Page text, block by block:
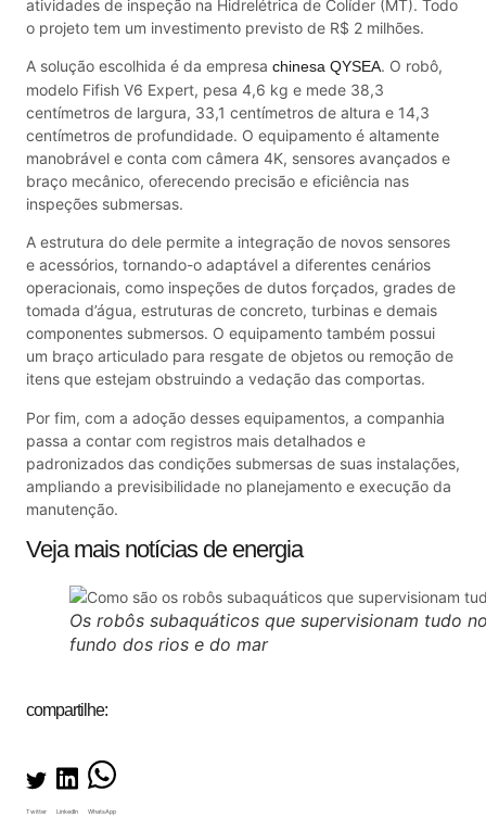
atividades de inspeção na Hidrelétrica de Colíder (MT). Todo
o projeto tem um investimento previsto de R$ 2 milhões.
A solução escolhida é da empresa chinesa QYSEA. O robô,
modelo Fifish V6 Expert, pesa 4,6 kg e mede 38,3
centímetros de largura, 33,1 centímetros de altura e 14,3
centímetros de profundidade. O equipamento é altamente
manobrável e conta com câmera 4K, sensores avançados e
braço mecânico, oferecendo precisão e eficiência nas
inspeções submersas.
A estrutura do dele permite a integração de novos sensores
e acessórios, tornando-o adaptável a diferentes cenários
operacionais, como inspeções de dutos forçados, grades de
tomada d’água, estruturas de concreto, turbinas e demais
componentes submersos. O equipamento também possui
um braço articulado para resgate de objetos ou remoção de
itens que estejam obstruindo a vedação das comportas.
Por fim, com a adoção desses equipamentos, a companhia
passa a contar com registros mais detalhados e
padronizados das condições submersas de suas instalações,
ampliando a previsibilidade no planejamento e execução da
manutenção.
Veja mais notícias de energia
Os robôs subaquáticos que supervisionam tudo
fundo dos rios e do mar
compartilhe:
Twitter LinkedIn WhatsApp